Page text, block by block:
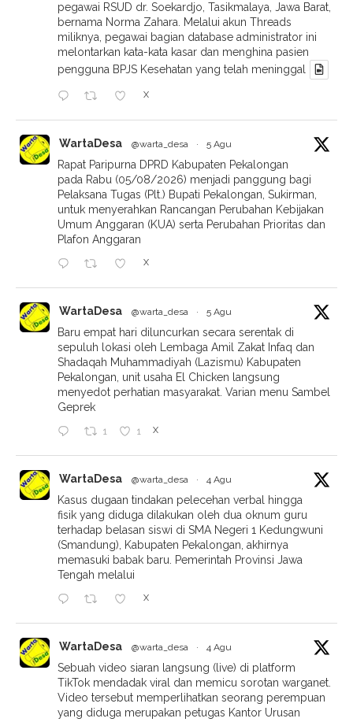
pegawai RSUD dr. Soekardjo, Tasikmalaya, Jawa Barat,
bernama Norma Zahara. Melalui akun Threads
miliknya, pegawai bagian database administrator ini
melontarkan kata-kata kasar dan menghina pasien
pengguna BPJS Kesehatan yang telah meninggal
X
WartaDesa @warta_desa · 5 Agu
Rapat Paripurna DPRD Kabupaten Pekalongan
pada Rabu (05/08/2026) menjadi panggung bagi
Pelaksana Tugas (Plt.) Bupati Pekalongan, Sukirman,
untuk menyerahkan Rancangan Perubahan Kebijakan
Umum Anggaran (KUA) serta Perubahan Prioritas dan
Plafon Anggaran
X
WartaDesa @warta_desa · 5 Agu
Baru empat hari diluncurkan secara serentak di
sepuluh lokasi oleh Lembaga Amil Zakat Infaq dan
Shadaqah Muhammadiyah (Lazismu) Kabupaten
Pekalongan, unit usaha El Chicken langsung
menyedot perhatian masyarakat. Varian menu Sambel
Geprek
1 1 X
WartaDesa @warta_desa · 4 Agu
Kasus dugaan tindakan pelecehan verbal hingga
fisik yang diduga dilakukan oleh dua oknum guru
terhadap belasan siswi di SMA Negeri 1 Kedungwuni
(Smandung), Kabupaten Pekalongan, akhirnya
memasuki babak baru. Pemerintah Provinsi Jawa
Tengah melalui
X
WartaDesa @warta_desa · 4 Agu
Sebuah video siaran langsung (live) di platform
TikTok mendadak viral dan memicu sorotan warganet.
Video tersebut memperlihatkan seorang perempuan
yang diduga merupakan petugas Kantor Urusan